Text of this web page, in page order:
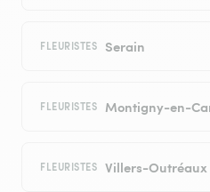
FLEURISTES Serain
FLEURISTES Montigny-en-
FLEURISTES Villers-Outréaux